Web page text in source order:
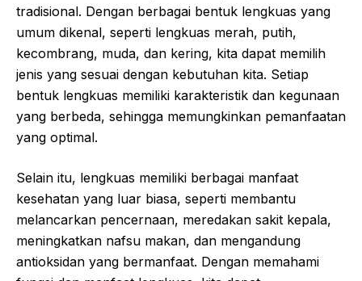
tradisional. Dengan berbagai bentuk lengkuas yang
umum dikenal, seperti lengkuas merah, putih,
kecombrang, muda, dan kering, kita dapat memilih
jenis yang sesuai dengan kebutuhan kita. Setiap
bentuk lengkuas memiliki karakteristik dan kegunaan
yang berbeda, sehingga memungkinkan pemanfaatan
yang optimal.
Selain itu, lengkuas memiliki berbagai manfaat
kesehatan yang luar biasa, seperti membantu
melancarkan pencernaan, meredakan sakit kepala,
meningkatkan nafsu makan, dan mengandung
antioksidan yang bermanfaat. Dengan memahami